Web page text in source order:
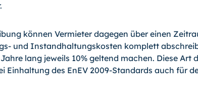
können Vermieter dagegen über einen
und Instandhaltungskosten komplett
lang jeweils 10% geltend machen. Diese Art
Einhaltung des EnEV 2009-Standards auch für